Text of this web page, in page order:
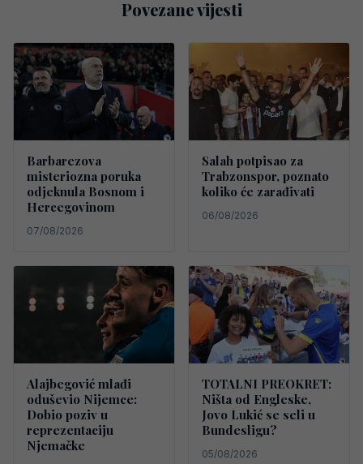
Povezane vijesti
Barbarezova
misteriozna poruka
odjeknula Bosnom i
Hercegovinom
07/08/2026
Salah potpisao za
Trabzonspor, poznato
koliko će zarađivati
06/08/2026
Alajbegović mlađi
oduševio Nijemce:
Dobio poziv u
reprezentaciju
Njemačke
TOTALNI PREOKRET:
Ništa od Engleske,
Jovo Lukić se seli u
Bundesligu?
05/08/2026